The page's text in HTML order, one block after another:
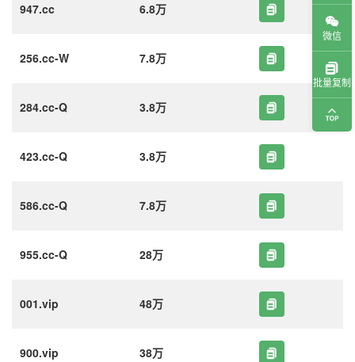
947.cc 6.8万
256.cc-W 7.8万
284.cc-Q 3.8万
423.cc-Q 3.8万
586.cc-Q 7.8万
955.cc-Q 28万
001.vip 48万
900.vip 38万
微信
批量复制